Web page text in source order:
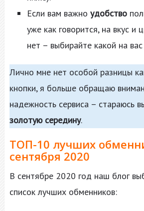
Если вам важно удобство
уже как говорится, на вкус и
нет – выбирайте какой на
Лично мне нет особой разницы
кнопки, я больше обращаю
надежность сервиса – стараюсь
золотую середину.
ТОП-10 лучших
сентября 2020
В сентябре 2020 год наш блог
список лучших обменников: